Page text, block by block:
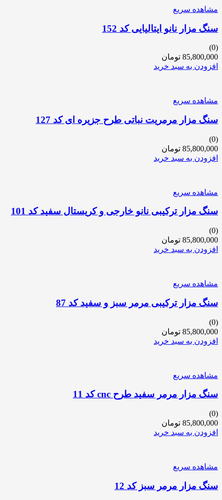
مشاهده سریع
سنگ مزار نانو ایتالیایی کد 152
(0)
85,800,000 تومان
افزودن به سبد خرید
مشاهده سریع
سنگ مزار مرمریت نباتی طرح جزیره ای کد 127
(0)
85,800,000 تومان
افزودن به سبد خرید
مشاهده سریع
سنگ مزار ترکیبی نانو خارجی و کریستال سفید کد 101
(0)
85,800,000 تومان
افزودن به سبد خرید
مشاهده سریع
سنگ مزار ترکیبی مرمر سبز و سفید کد 87
(0)
85,800,000 تومان
افزودن به سبد خرید
مشاهده سریع
سنگ مزار مرمر سفید طرح cnc کد 11
(0)
85,800,000 تومان
افزودن به سبد خرید
مشاهده سریع
سنگ مزار مرمر سبز کد 12